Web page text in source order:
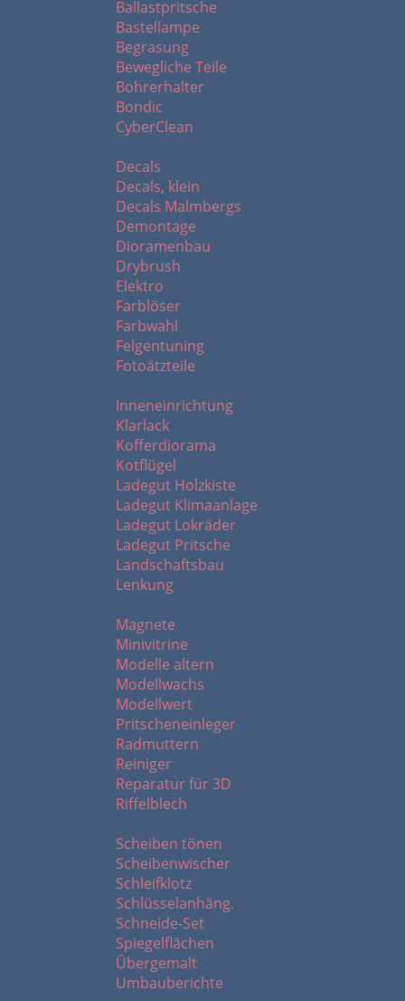
Ballastpritsche
Bastellampe
Begrasung
Bewegliche Teile
Bohrerhalter
Bondic
CyberClean
Decals
Decals, klein
Decals Malmbergs
Demontage
Dioramenbau
Drybrush
Elektro
Farblöser
Farbwahl
Felgentuning
Fotoätzteile
Inneneinrichtung
Klarlack
Kofferdiorama
Kotflügel
Ladegut Holzkiste
Ladegut Klimaanlage
Ladegut Lokräder
Ladegut Pritsche
Landschaftsbau
Lenkung
Magnete
Minivitrine
Modelle altern
Modellwachs
Modellwert
Pritscheneinleger
Radmuttern
Reiniger
Reparatur für 3D
Riffelblech
Scheiben tönen
Scheibenwischer
Schleifklotz
Schlüsselanhäng.
Schneide-Set
Spiegelflächen
Übergemalt
Umbauberichte